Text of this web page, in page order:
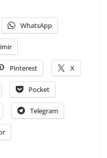
WhatsApp
Pinterest X
Pocket
Telegram